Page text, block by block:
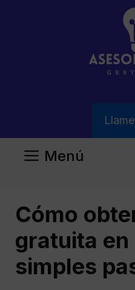
Menú
Cómo
gratuita en
simples